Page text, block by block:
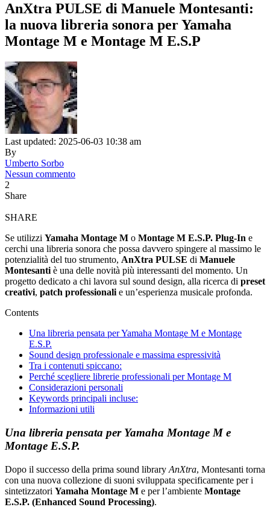
AnXtra PULSE di Manuele Montesanti:
la nuova libreria sonora per Yamaha
Montage M e Montage M E.S.P
Last updated: 2025-06-03 10:38 am
By
Umberto Sorbo
Nessun commento
2
Share
SHARE
Se utilizzi Yamaha Montage M o Montage M E.S.P. Plug-In e
cerchi una libreria sonora che possa davvero spingere al massimo le
potenzialità del tuo strumento, AnXtra PULSE di Manuele
Montesanti è una delle novità più interessanti del momento. Un
progetto dedicato a chi lavora sul sound design, alla ricerca di preset
creativi, patch professionali e un’esperienza musicale profonda.
Contents
Una libreria pensata per Yamaha Montage M e Montage
E.S.P.
Sound design professionale e massima espressività
Tra i contenuti spiccano:
Perché scegliere librerie professionali per Montage M
Considerazioni personali
Keywords principali incluse:
Informazioni utili
Una libreria pensata per Yamaha Montage M e
Montage E.S.P.
Dopo il successo della prima sound library AnXtra, Montesanti torna
con una nuova collezione di suoni sviluppata specificamente per i
sintetizzatori Yamaha Montage M e per l’ambiente Montage
E.S.P. (Enhanced Sound Processing).